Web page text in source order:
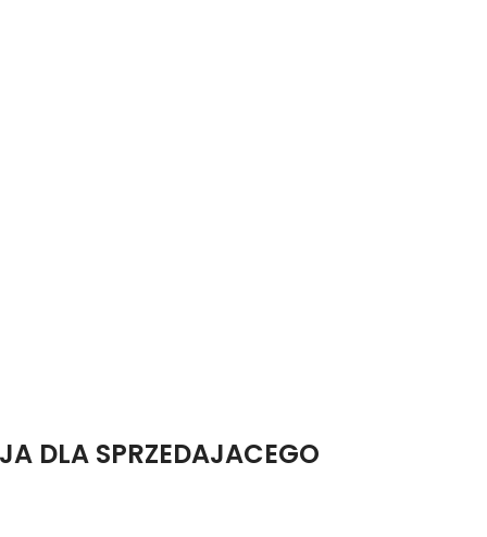
SPRZEDAJACEGO